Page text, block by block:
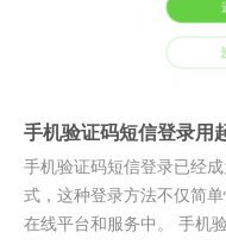
手机验证码短信登录用
手机验证码短信登录已经
式，这种登录方法不仅简
在线平台和服务中。 手机